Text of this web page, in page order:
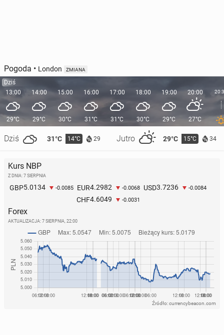
Pogoda • London ZMIANA
Dziś
13:00
29°C
Dziś 31°C 14°C 29 Jutro 29°C 15°C 34
14:00
29°C
15:00
30°C
16:00
31°C
17:00
31°C
18:00
30°C
19:00
29°C
20:00
27°C
Kurs NBP
Z DNIA: 7 SIERPNIA
GBP5.0134 -0.0085 EUR4.2982 -0.0068 USD3.7236 -0.0084
CHF4.6049 -0.0031
Forex
AKTUALIZACJA: 7 SIERPNIA, 22:00
Źródło: currencybeacon.com